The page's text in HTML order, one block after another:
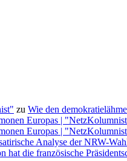
zu Wie den
Europas |
Europas |
Analyse der NRW-
hat die französische